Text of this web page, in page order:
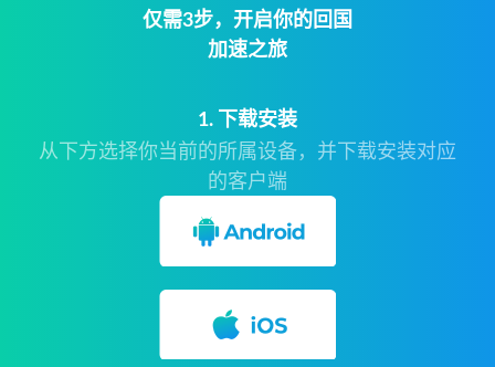
仅需3步，开启你的回国
加速之旅
1. 下载安装
从下方选择你当前的所属设备，并下载安装对应
的客户端